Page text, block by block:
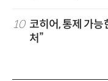
10 코히어, 통제 가
처”